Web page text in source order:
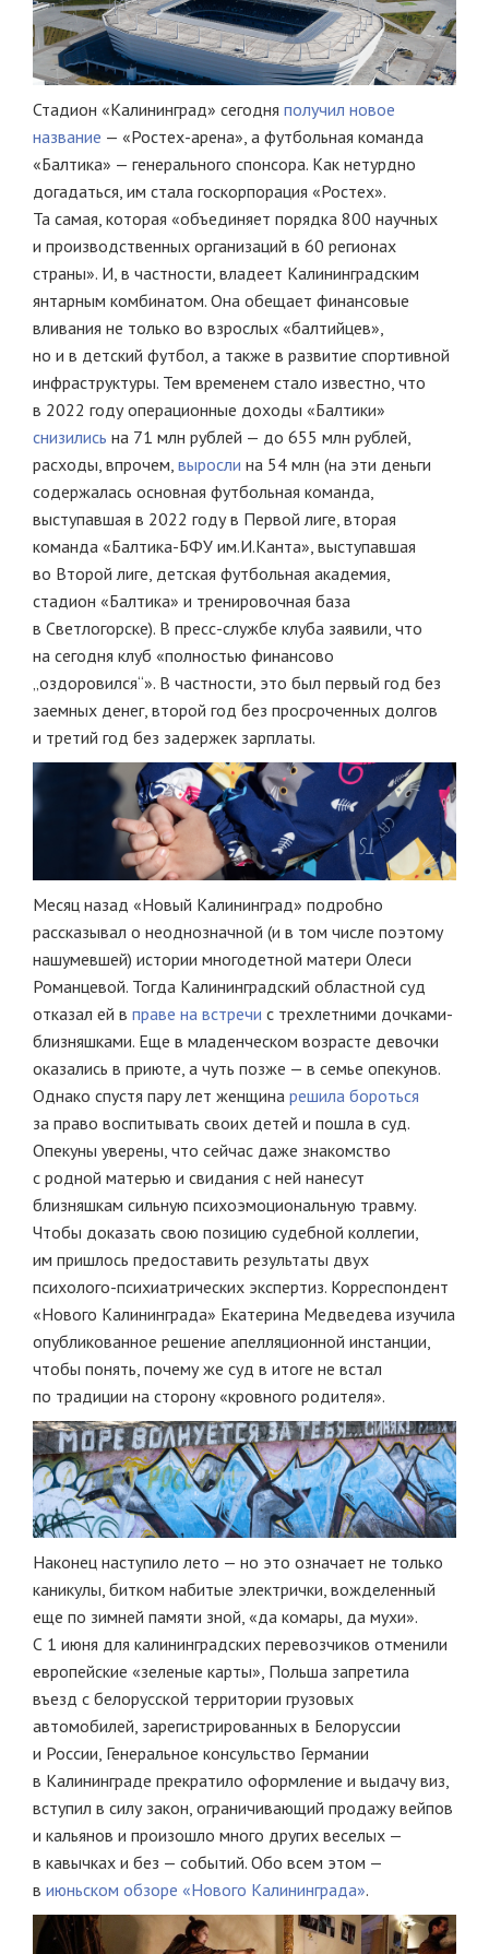
Стадион «Калининград» сегодня получил новое
название — «Ростех-арена», а футбольная команда
«Балтика» — генерального спонсора. Как нетурдно
догадаться, им стала госкорпорация «Ростех».
Та самая, которая «объединяет порядка 800 научных
и производственных организаций в 60 регионах
страны». И, в частности, владеет Калининградским
янтарным комбинатом. Она обещает финансовые
вливания не только во взрослых «балтийцев»,
но и в детский футбол, а также в развитие спортивной
инфраструктуры. Тем временем стало известно, что
в 2022 году операционные доходы «Балтики»
снизились на 71 млн рублей — до 655 млн рублей,
расходы, впрочем, выросли на 54 млн (на эти деньги
содержалась основная футбольная команда,
выступавшая в 2022 году в Первой лиге, вторая
команда «Балтика-БФУ им.И.Канта», выступавшая
во Второй лиге, детская футбольная академия,
стадион «Балтика» и тренировочная база
в Светлогорске). В пресс-службе клуба заявили, что
на сегодня клуб «полностью финансово
„оздоровился“». В частности, это был первый год без
заемных денег, второй год без просроченных долгов
и третий год без задержек зарплаты.
Месяц назад «Новый Калининград» подробно
рассказывал о неоднозначной (и в том числе поэтому
нашумевшей) истории многодетной матери Олеси
Романцевой. Тогда Калининградский областной суд
отказал ей в праве на встречи с трехлетними дочками-
близняшками. Еще в младенческом возрасте девочки
оказались в приюте, а чуть позже — в семье опекунов.
Однако спустя пару лет женщина решила бороться
за право воспитывать своих детей и пошла в суд.
Опекуны уверены, что сейчас даже знакомство
с родной матерью и свидания с ней нанесут
близняшкам сильную психоэмоциональную травму.
Чтобы доказать свою позицию судебной коллегии,
им пришлось предоставить результаты двух
психолого-психиатрических экспертиз. Корреспондент
«Нового Калининграда» Екатерина Медведева изучила
опубликованное решение апелляционной инстанции,
чтобы понять, почему же суд в итоге не встал
по традиции на сторону «кровного родителя».
Наконец наступило лето — но это означает не только
каникулы, битком набитые электрички, вожделенный
еще по зимней памяти зной, «да комары, да мухи».
С 1 июня для калининградских перевозчиков отменили
европейские «зеленые карты», Польша запретила
въезд с белорусской территории грузовых
автомобилей, зарегистрированных в Белоруссии
и России, Генеральное консульство Германии
в Калининграде прекратило оформление и выдачу виз,
вступил в силу закон, ограничивающий продажу вейпов
и кальянов и произошло много других веселых —
в кавычках и без — событий. Обо всем этом —
в июньском обзоре «Нового Калининграда».